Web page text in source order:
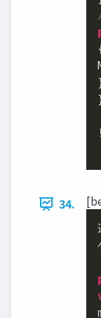
!
34.